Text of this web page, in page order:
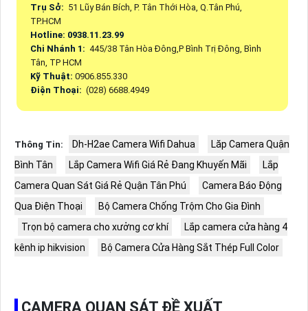
Trụ Sở: 51 Lũy Bán Bích, P. Tân Thới Hòa, Q.Tân Phú,
TP.HCM
Hotline: 0938.11.23.99
Chi Nhánh 1: 445/38 Tân Hòa Đông,P Bình Trị Đông, Bình
Tân, TP HCM
Kỹ Thuật: 0906.855.330
Điện Thoại: (028) 6688.4949
Thông Tin: Dh-H2ae Camera Wifi Dahua
Lăp Camera Quận
Bình Tân
Lắp Camera Wifi Giá Rẻ Đang Khuyến Mãi
Lắp
Camera Quan Sát Giá Rẻ Quận Tân Phú
Camera Báo Động
Qua Điện Thoại
Bộ Camera Chống Trộm Cho Gia Đình
Trọn bộ camera cho xưởng cơ khí
Lắp camera cửa hàng 4
kênh ip hikvision
Bộ Camera Cửa Hàng Sắt Thép Full Color
CAMERA QUAN SÁT ĐỀ XUẤT